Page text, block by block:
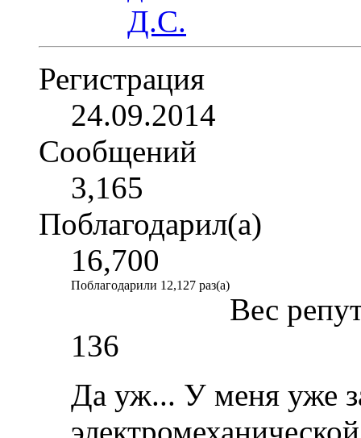
Регистрация
24.09.2014
Сообщений
3,165
Поблагодарил(а)
16,700
Поблагодарили 12,127 раз(а)
Вес
136
Да уж... У меня уже